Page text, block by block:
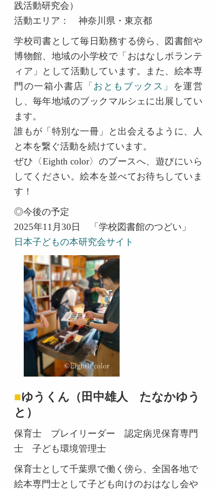
践活動研究会）
活動エリア： 神奈川県・東京都
学校司書として毎日勤務する傍ら、図書館や
博物館、地域の小学校で「おはなしボランテ
ィア」として活動しています。また、絵本専
門の一箱小書店 「おともブックス」
を運営
し、毎年地域のブックマルシェに出展してい
ます。
誰もが「特別な一冊」と出会えるように、人
と本を繋ぐ活動を続けています。
ぜひ〈Eighth color〉のブースへ、遊びにいら
してください。絵本を並べてお待ちしていま
す！
◎今後の予定
2025年11月30日 「学校図書館のつどい」
日本子どもの本研究会サイト
■ゆうくん（田中雄人 たなかゆう
と）
保育士 プレイリーダー 認定病児保育専門
士 子ども環境管理士
保育士として千葉県で働く傍ら、全国各地で
絵本専門士として子ども向けのおはなし会や